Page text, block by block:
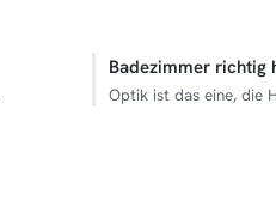
Badezimmer richtig
Optik ist das eine, die